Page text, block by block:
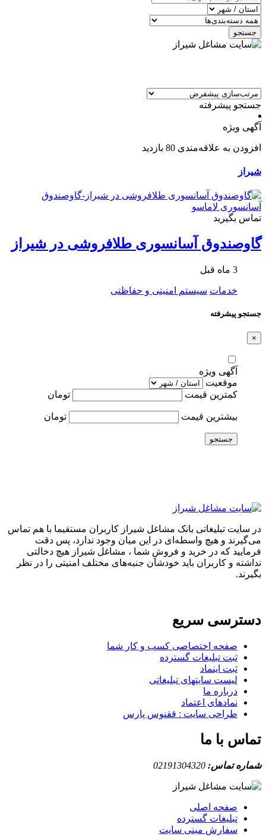
جستجو
جستجو پیشرفته
آگهی ویژه
افزودن به علاقه‌مندی 80 بازدید
شیراز
تماس بگیرید
گاوصندوق آسانسوری طلافروشی در شیراز
3 ماه قبل
خدمات سیستم امنیتی و حفاظتی
جستجو پیشرفته
×
آگهی ویژه
موقعیت
کمترین قیمت
تومان
بیشترین قیمت تومان
جستجو
در سایت تبلیغاتی بانک مشاغل شیراز کاربران مستقیما با هم تماس
می‌گیرند و هیچ واسطه‌ای در این میان وجود ندارد، پس دقت
فرمایید که در خرید و فروشِ شما ، مشاغل شیراز هیچ دخالتی
نداشته و کاربران باید خودشان جنبه‌های مختلف امنیتی را در نظر
بگیرند.
دسترسی سریع
صفحه اختصاصی کسب و کار شما
ثبت تبلیغات گسترده
ثبت اینماد
لیست سایتهای تبلیغاتی
درباره ما
نمادهای اعتماد
طراحی سایت : ققنوس پارس
تماس با ما
شماره تماس: 02191304320
صفحه اصلی
تبلیغات گسترده
سفارش مینی سایت